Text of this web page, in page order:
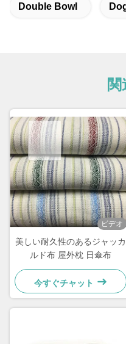
Double Bowl
ビデオ
美しい耐久性のあるジャッカ
ルド布 屋外枕 日傘布
今すぐチャット